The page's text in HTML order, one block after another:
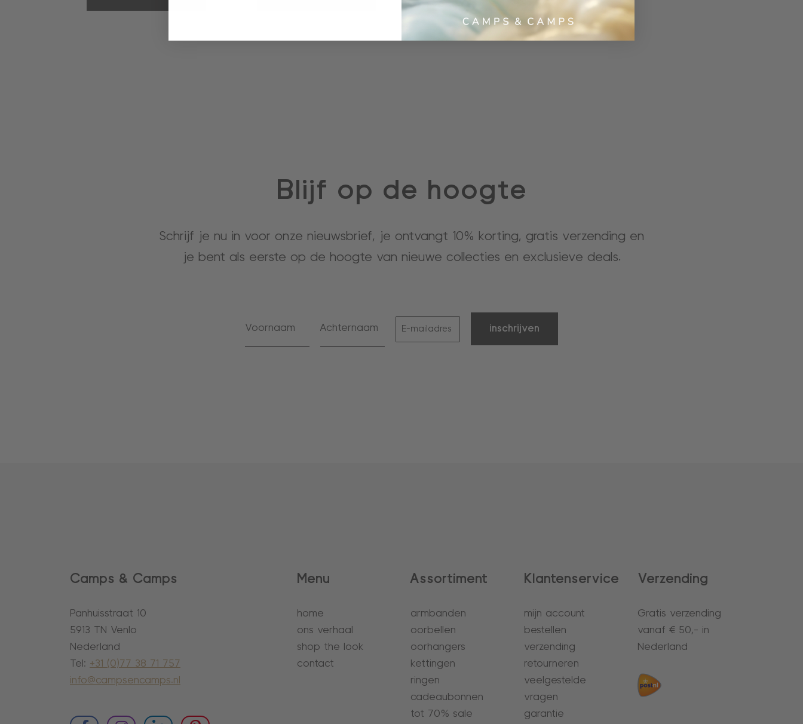
Blijf op de hoogte
Schrijf je nu in voor onze nieuwsbrief, je ontvangt 10% korting, gratis verzending en
je bent als eerste op de hoogte van nieuwe collecties en exclusieve deals.
inschrijven
Camps & Camps
Panhuisstraat 10
5913 TN Venlo
Nederland
Tel: +31 (0)77 38 71 757
info@campsencamps.nl
Menu
home
ons verhaal
shop the look
contact
Assortiment
armbanden
oorbellen
oorhangers
kettingen
ringen
cadeaubonnen
tot 70% sale
Klantenservice
mijn account
bestellen
verzending
retourneren
veelgestelde
vragen
garantie
Verzending
Gratis verzending
vanaf € 50,- in
Nederland